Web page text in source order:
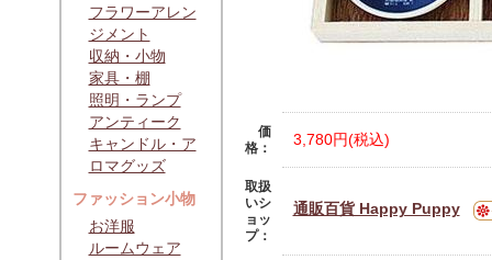
フラワーアレン
ジメント
収納・小物
家具・棚
照明・ランプ
アンティーク
キャンドル・ア
ロマグッズ
ファッション小物
お洋服
ルームウェア
価
格：
3,780円(税込)
取扱
いシ
ョッ
プ：
通販百貨 Happy Puppy